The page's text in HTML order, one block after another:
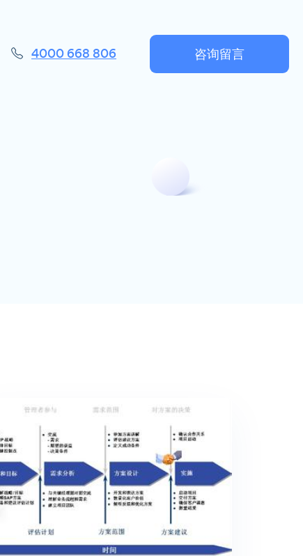
4000 668 806 咨询留言